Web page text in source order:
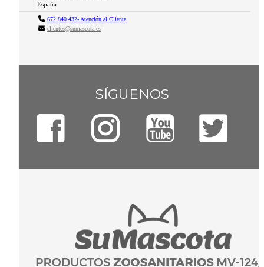
España
672 840 432- Atención al Cliente
clientes@sumascota.es
SÍGUENOS